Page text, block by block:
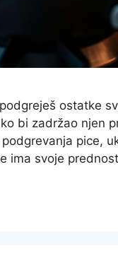
ostatke
bi zadržao njen
pice,
ima svoje